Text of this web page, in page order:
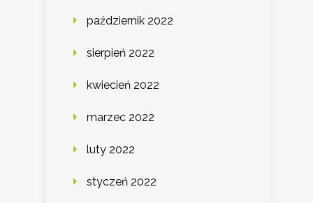
październik 2022
sierpień 2022
kwiecień 2022
marzec 2022
luty 2022
styczeń 2022